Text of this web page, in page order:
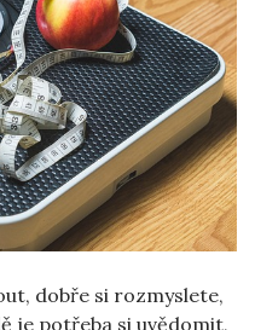
dobře si rozmyslete,
je potřeba si uvědomit,